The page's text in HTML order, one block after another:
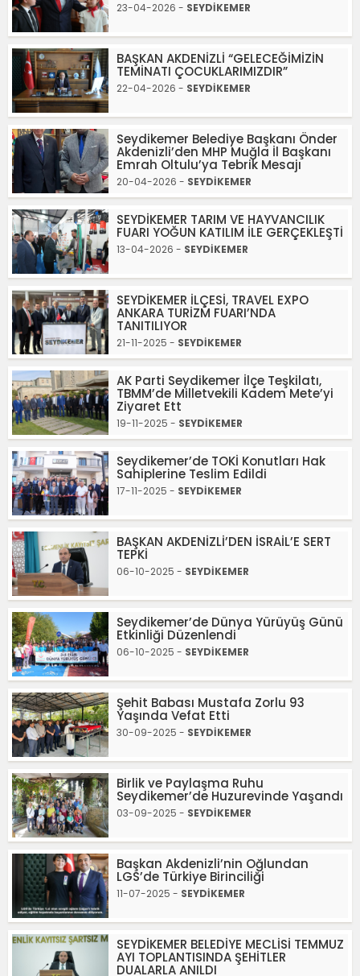
23-04-2026 - SEYDİKEMER
BAŞKAN AKDENİZLİ “GELECEĞİMİZİN
TEMİNATI ÇOCUKLARIMIZDIR”
22-04-2026 - SEYDİKEMER
Seydikemer Belediye Başkanı Önder
Akdenizli’den MHP Muğla İl Başkanı
Emrah Oltulu’ya Tebrik Mesajı
20-04-2026 - SEYDİKEMER
SEYDİKEMER TARIM VE HAYVANCILIK
FUARI YOĞUN KATILIM İLE GERÇEKLEŞTİ
13-04-2026 - SEYDİKEMER
SEYDİKEMER İLÇESİ, TRAVEL EXPO
ANKARA TURİZM FUARI’NDA
TANITILIYOR
21-11-2025 - SEYDİKEMER
AK Parti Seydikemer İlçe Teşkilatı,
TBMM’de Milletvekili Kadem Mete’yi
Ziyaret Ett
19-11-2025 - SEYDİKEMER
Seydikemer’de TOKİ Konutları Hak
Sahiplerine Teslim Edildi
17-11-2025 - SEYDİKEMER
BAŞKAN AKDENİZLİ’DEN İSRAİL’E SERT
TEPKİ
06-10-2025 - SEYDİKEMER
Seydikemer’de Dünya Yürüyüş Günü
Etkinliği Düzenlendi
06-10-2025 - SEYDİKEMER
Şehit Babası Mustafa Zorlu 93
Yaşında Vefat Etti
30-09-2025 - SEYDİKEMER
Birlik ve Paylaşma Ruhu
Seydikemer’de Huzurevinde Yaşandı
03-09-2025 - SEYDİKEMER
Başkan Akdenizli’nin Oğlundan
LGS’de Türkiye Birinciliği
11-07-2025 - SEYDİKEMER
SEYDİKEMER BELEDİYE MECLİSİ TEMMUZ
AYI TOPLANTISINDA ŞEHİTLER
DUALARLA ANILDI